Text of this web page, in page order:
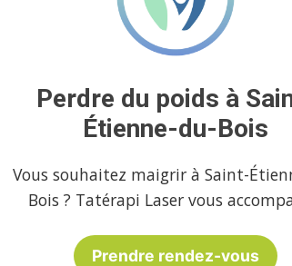
Perdre du poids à
Étienne-du-Bois
Vous souhaitez maigrir à Saint-
Bois ? Tatérapi Laser vous
Prendre rendez-vous